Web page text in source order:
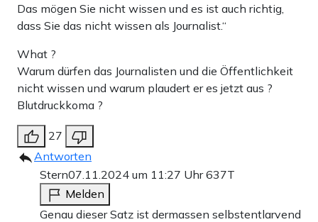
Das mögen Sie nicht wissen und es ist auch richtig,
dass Sie das nicht wissen als Journalist.“
What ?
Warum dürfen das Journalisten und die Öffentlichkeit
nicht wissen und warum plaudert er es jetzt aus ?
Blutdruckkoma ?
27
Antworten
Stern07.11.2024 um 11:27 Uhr637T
Melden
Genau dieser Satz ist dermassen selbstentlarvend